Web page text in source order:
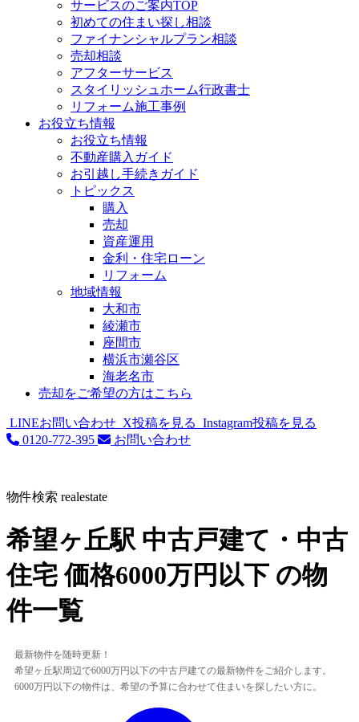
サービスのご案内TOP
初めての住まい探し相談
ファイナンシャルプラン相談
売却相談
アフターサービス
スタイリッシュホーム行政書士
リフォーム施工事例
お役立ち情報
お役立ち情報
不動産購入ガイド
お引越し手続きガイド
トピックス
購入
売却
資産運用
金利・住宅ローン
リフォーム
地域情報
大和市
綾瀬市
座間市
横浜市瀬谷区
海老名市
売却をご希望の方はこちら
LINEお問い合わせ X投稿を見る Instagram投稿を見る
0120-772-395
お問い合わせ
物件検索 realestate
希望ヶ丘駅 中古戸建て・中古
住宅 価格6000万円以下 の物
件一覧
最新物件を随時更新！
希望ヶ丘駅周辺で6000万円以下の中古戸建ての最新物件をご紹介します。
6000万円以下の物件は、希望の予算に合わせて住まいを探したい方に。